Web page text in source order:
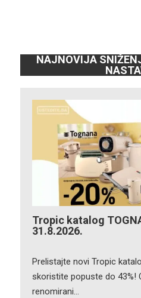
NAJNOVIJA
Tropic katalog
31.8.2026.
Prelistajte novi Tropic
skoristite popuste do 43%!
renomirani…